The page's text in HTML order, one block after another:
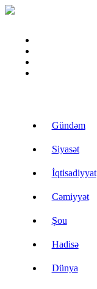
Gündəm
Siyasət
İqtisadiyyat
Cəmiyyət
Şou
Hadisə
Dünya